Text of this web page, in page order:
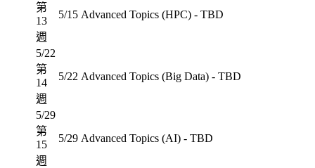
第
13
週
5/15 Advanced Topics (HPC) - TBD
5/22
第
14
週
5/22 Advanced Topics (Big Data) - TBD
5/29
第
15
週
5/29 Advanced Topics (AI) - TBD